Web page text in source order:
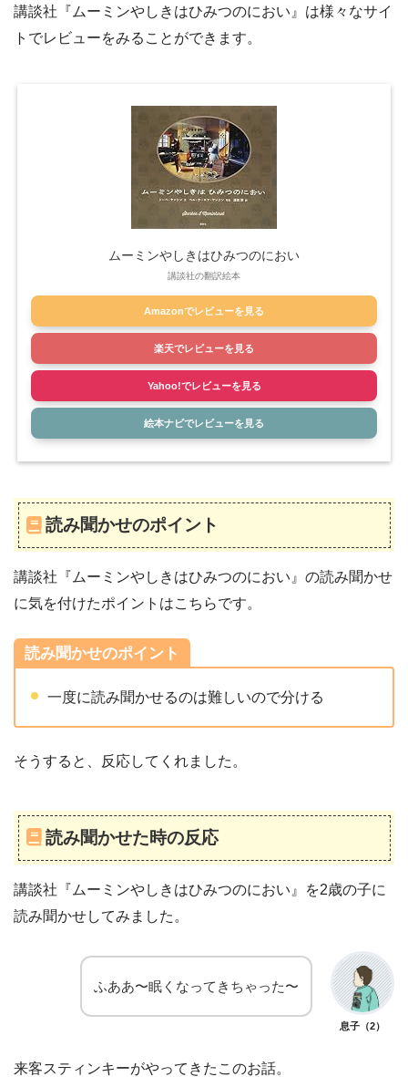
講談社『ムーミンやしきはひみつのにおい』は様々なサイ
トでレビューをみることができます。
ムーミンやしきはひみつのにおい
講談社の翻訳絵本
Amazonでレビューを見る
楽天でレビューを見る
Yahoo!でレビューを見る
絵本ナビでレビューを見る
読み聞かせのポイント
講談社『ムーミンやしきはひみつのにおい』の読み聞かせ
に気を付けたポイントはこちらです。
読み聞かせのポイント
一度に読み聞かせるのは難しいので分ける
そうすると、反応してくれました。
読み聞かせた時の反応
講談社『ムーミンやしきはひみつのにおい』を2歳の子に
読み聞かせしてみました。
息子（2）
ふああ〜眠くなってきちゃった〜
来客スティンキーがやってきたこのお話。